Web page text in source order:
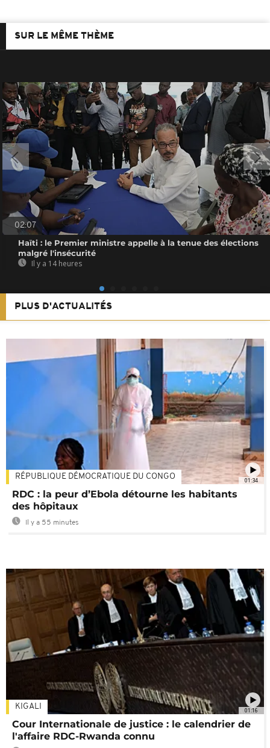
SUR LE MÊME THÈME
02:07
Haïti : le Premier ministre appelle à la tenue des élections
malgré l'insécurité
Il y a 14 heures
PLUS D'ACTUALITÉS
01:34
RÉPUBLIQUE DÉMOCRATIQUE DU CONGO
RDC : la peur d’Ebola détourne les habitants
des hôpitaux
Il y a 55 minutes
01:16
KIGALI
Cour Internationale de justice : le calendrier de
l'affaire RDC-Rwanda connu